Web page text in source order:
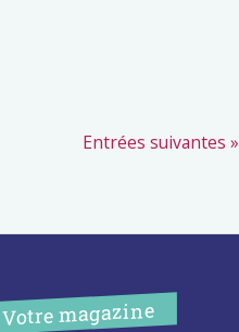
Entrées suivantes »
Votre magazine